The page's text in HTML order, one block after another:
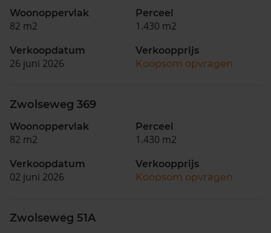
Woonoppervlak
82 m2
Perceel
1.430 m2
Verkoopdatum
26 juni 2026
Verkoopprijs
Koopsom opvragen
Zwolseweg 369
Woonoppervlak
82 m2
Perceel
1.430 m2
Verkoopdatum
02 juni 2026
Verkoopprijs
Koopsom opvragen
Zwolseweg 51A